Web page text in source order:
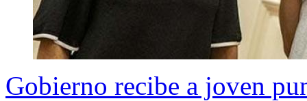
Gobierno recibe a joven